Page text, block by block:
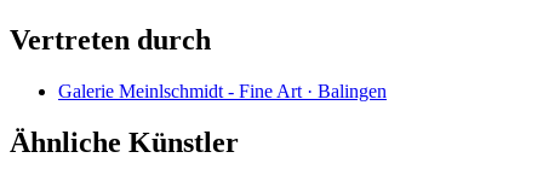
Vertreten durch
Galerie Meinlschmidt - Fine Art · Balingen
Ähnliche Künstler